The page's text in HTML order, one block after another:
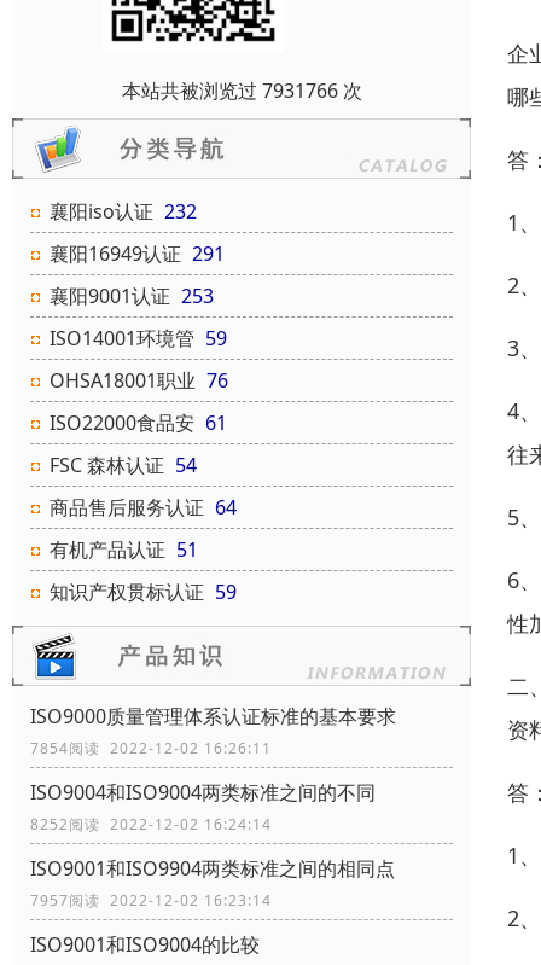
本站共被浏览过 7931766 次
襄阳iso认证 232
襄阳16949认证 291
襄阳9001认证 253
ISO14001环境管 59
OHSA18001职业 76
ISO22000食品安 61
FSC 森林认证 54
商品售后服务认证 64
有机产品认证 51
知识产权贯标认证 59
ISO9000质量管理体系认证标准的基本要求
7854阅读 2022-12-02 16:26:11
ISO9004和ISO9004两类标准之间的不同
8252阅读 2022-12-02 16:24:14
ISO9001和ISO9904两类标准之间的相同点
7957阅读 2022-12-02 16:23:14
ISO9001和ISO9004的比较
企
哪
答
1
2
3
4
往
5
6
性
二
资
答
1
2